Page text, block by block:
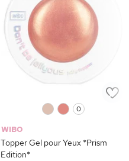
0
WIBO
Topper Gel pour Yeux *Prism
Edition*